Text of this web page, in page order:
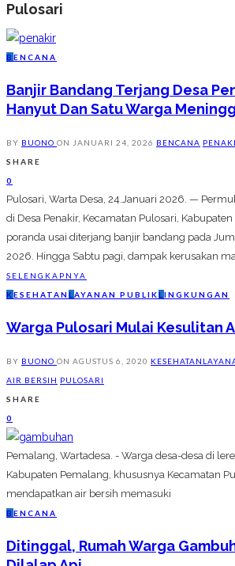
Pulosari
B ENCANA
Banjir Bandang Terjang Desa
Hanyut Dan Satu Warga
BY BUONO ON JANUARI 24, 2026 BENCANA
SHARE
0
Pulosari, Warta Desa, 24.Januari 2026. —
di Desa Penakir, Kecamatan Pulosari,
poranda usai diterjang banjir bandang pada
2026. Hingga Sabtu pagi, dampak kerusakan
SELENGKAPNYA
KESEHATAN L AYANAN PUBLIKL INGKUNGAN
Warga Pulosari Mulai Kesulitan
BY BUONO ON AGUSTUS 6, 2020 KESEHATAN
AIR BERSIH PULOSARI
SHARE
0
Pemalang, Wartadesa. - Warga desa-desa di
Kabupaten Pemalang, khususnya Kecamatan
mendapatkan air bersih memasuki
B ENCANA
Ditinggal, Rumah Warga